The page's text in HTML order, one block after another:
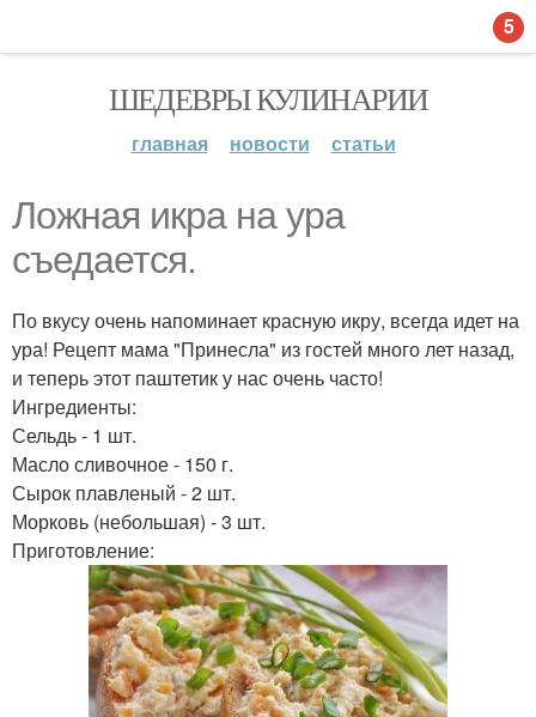
ШЕДЕВРЫ КУЛИНАРИИ
главная новости статьи
Ложная икра на ура
съедается.
По вкусу очень напоминает красную икру, всегда идет на
ура! Рецепт мама "Принесла" из гостей много лет назад,
и теперь этот паштетик у нас очень часто!
Ингредиенты:
Сельдь - 1 шт.
Масло сливочное - 150 г.
Сырок плавленый - 2 шт.
Морковь (небольшая) - 3 шт.
Приготовление:
5